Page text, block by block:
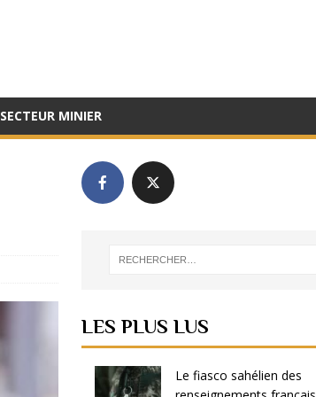
SECTEUR MINIER
LES PLUS LUS
Le fiasco sahélien des